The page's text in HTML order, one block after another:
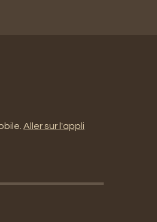
Aller sur l'appli